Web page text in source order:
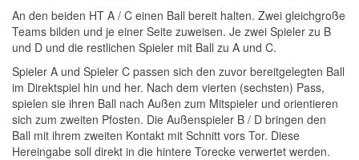
An den beiden HT A / C einen Ball bereit halten. Zwei gleichgroße
Teams bilden und je einer Seite zuweisen. Je zwei Spieler zu B
und D und die restlichen Spieler mit Ball zu A und C.
Spieler A und Spieler C passen sich den zuvor bereitgelegten Ball
im Direktspiel hin und her. Nach dem vierten (sechsten) Pass,
spielen sie ihren Ball nach Außen zum Mitspieler und orientieren
sich zum zweiten Pfosten. Die Außenspieler B / D bringen den
Ball mit ihrem zweiten Kontakt mit Schnitt vors Tor. Diese
Hereingabe soll direkt in die hintere Torecke verwertet werden.